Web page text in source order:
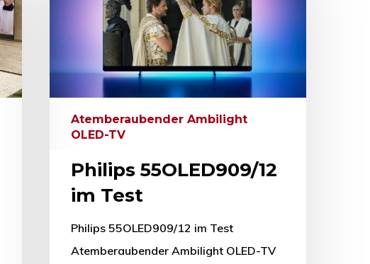
Atemberaubender Ambilight
OLED-TV
Philips 55OLED909/12
im Test
Philips 55OLED909/12 im Test
Atemberaubender Ambilight OLED-TV